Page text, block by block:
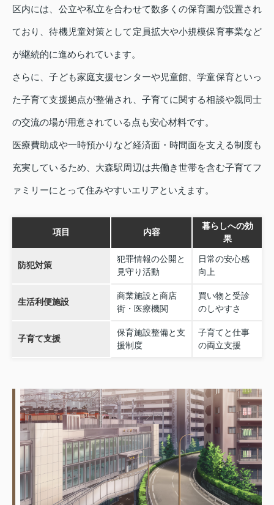
区内には、公立や私立を合わせて数多くの保育園が設置され
ており、待機児童対策として定員拡大や小規模保育事業など
が継続的に進められています。
さらに、子ども家庭支援センターや児童館、学童保育といっ
た子育て支援拠点が整備され、子育てに関する相談や親同士
の交流の場が用意されている点も安心材料です。
医療費助成や一時預かりなど経済面・時間面を支える制度も
充実しているため、大森駅周辺は共働き世帯を含む子育てフ
ァミリーにとって住みやすいエリアといえます。
項目 内容
暮らしへの効
果
防犯対策
犯罪情報の公開と
見守り活動
日常の安心感
向上
生活利便施設
商業施設と商店
街・医療機関
買い物と受診
のしやすさ
子育て支援
保育施設整備と支
援制度
子育てと仕事
の両立支援